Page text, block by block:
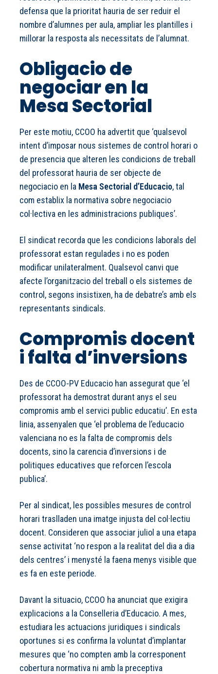
defensa que la prioritat hauria de ser reduir el
nombre d’alumnes per aula, ampliar les plantilles i
millorar la resposta als necessitats de l’alumnat.
Obligacio de
negociar en la
Mesa Sectorial
Per este motiu, CCOO ha advertit que ‘qualsevol
intent d’imposar nous sistemes de control horari o
de presencia que alteren les condicions de treball
del professorat hauria de ser objecte de
negociacio en la Mesa Sectorial d’Educacio, tal
com establix la normativa sobre negociacio
col·lectiva en les administracions publiques’.
El sindicat recorda que les condicions laborals del
professorat estan regulades i no es poden
modificar unilateralment. Qualsevol canvi que
afecte l’organitzacio del treball o els sistemes de
control, segons insistixen, ha de debatre’s amb els
representants sindicals.
Compromis docent
i falta d’inversions
Des de CCOO-PV Educacio han assegurat que ‘el
professorat ha demostrat durant anys el seu
compromis amb el servici public educatiu’. En esta
linia, assenyalen que ‘el problema de l’educacio
valenciana no es la falta de compromis dels
docents, sino la carencia d’inversions i de
politiques educatives que reforcen l’escola
publica’.
Per al sindicat, les possibles mesures de control
horari traslladen una imatge injusta del col·lectiu
docent. Consideren que associar juliol a una etapa
sense activitat ‘no respon a la realitat del dia a dia
dels centres’ i menysté la faena menys visible que
es fa en este periode.
Davant la situacio, CCOO ha anunciat que exigira
explicacions a la Conselleria d’Educacio. A mes,
estudiara les actuacions juridiques i sindicals
oportunes si es confirma la voluntat d’implantar
mesures que ‘no compten amb la corresponent
cobertura normativa ni amb la preceptiva